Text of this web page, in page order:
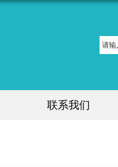
联系我们